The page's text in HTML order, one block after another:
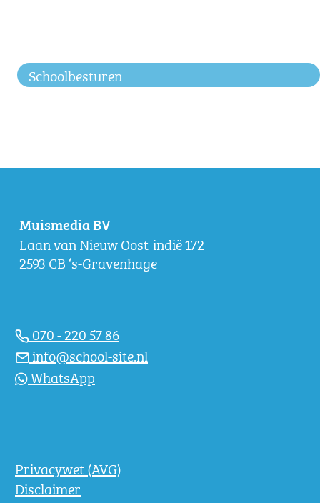
Schoolbesturen
Muismedia BV
Laan van Nieuw Oost-indië 172
2593 CB ‘s-Gravenhage
070 - 220 57 86
info@school-site.nl
WhatsApp
Privacywet (AVG)
Disclaimer